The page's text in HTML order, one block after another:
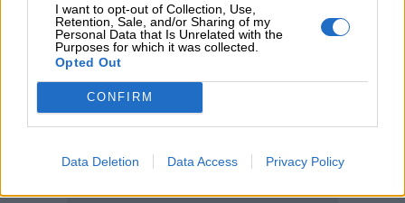
I want to opt-out of Collection, Use,
Retention, Sale, and/or Sharing of my
Personal Data that Is Unrelated with the
Purposes for which it was collected.
Opted Out
CONFIRM
Data Deletion Data Access Privacy Policy
05.08.2026 - 11:30
Η νέα εποχή στην εκπαίδευση των ασφαλιστικών